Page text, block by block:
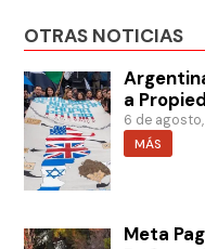
OTRAS NOTICIAS
a
6 de
MÁS
Meta